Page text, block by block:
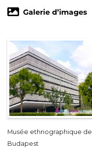
Musée ethnographique de
Budapest